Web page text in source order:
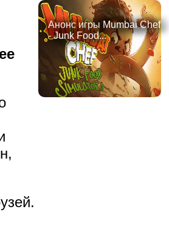
Анонс игры Mumbai Chef
- Junk Food...